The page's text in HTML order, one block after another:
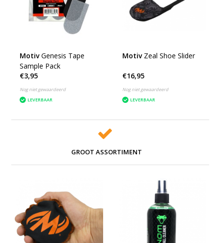
Motiv Genesis Tape
Sample Pack
€3,95
Nog niet gewaardeerd
LEVERBAAR
Motiv Zeal Shoe Slider
€16,95
Nog niet gewaardeerd
LEVERBAAR
GROOT ASSORTIMENT